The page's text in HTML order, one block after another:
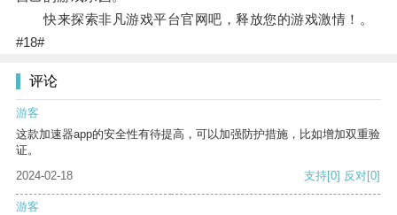
快来探索非凡游戏平台官网吧，释放您的游戏激情！。
#18#
评论
游客
这款加速器app的安全性有待提高，可以加强防护措施，比如增加双重验
证。
2024-02-18
支持[0] 反对[0]
游客